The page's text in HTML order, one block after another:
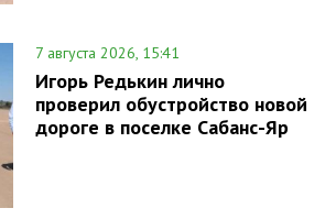
7 августа 2026, 15:41
Игорь Редькин лично
проверил обустройство новой
дороге в поселке Сабанс-Яр